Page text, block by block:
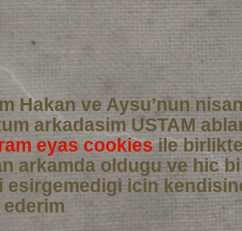
Hakan ve Aysu’nun
arkadasim USTAM
eyas cookiesile
arkamda oldugu ve hic
esirgemedigi icin